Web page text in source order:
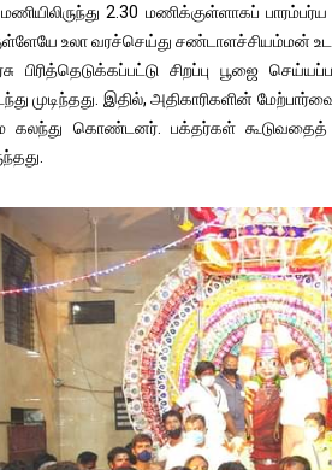
மணியிலிருந்து 2.30 மணிக்குள்ளாகப்
உலா வரச்செய்து சண்டாளச்சியம்மன்
பிரித்தெடுக்கப்பட்டு சிறப்பு பூஜை
முடிந்தது. இதில், அதிகாரிகளின்
கலந்து கொண்டனர். பக்தர்கள் கூடுவதைத்